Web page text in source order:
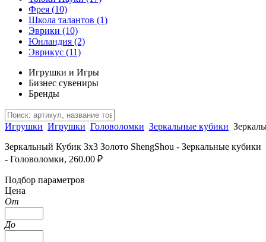
Фрея (10)
Школа талантов (1)
Эврики (10)
Юнландия (2)
Эврикус (11)
Игрушки и Игры
Бизнес сувениры
Бренды
Игрушки Игрушки Головоломки Зеркальные кубики
Зеркальный Кубик 3х3 Золото ShengShou - Зеркальные кубики
- Головоломки, 260.00 ₽
Подбор параметров
Цена
От
До